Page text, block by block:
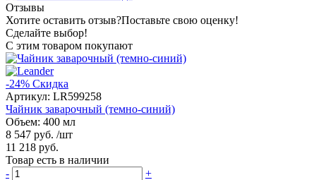
Отзывы
Хотите оставить отзыв?Поставьте свою оценку!
Сделайте выбор!
С этим товаром покупают
-24% Скидка
Артикул: LR599258
Чайник заварочный (темно-синий)
Объем: 400 мл
8 547 руб. /шт
11 218 руб.
Товар есть в наличии
-
+